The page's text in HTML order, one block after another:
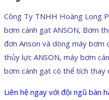
Công Ty TNHH Hoàng Long
bơm cánh gạt ANSON, Bơm
đơn Anson và dòng máy bơm
thủy lực ANSON, máy bơm
bơm cánh gạt có thể tích thay
Liên hệ ngay với đội ngũ bán